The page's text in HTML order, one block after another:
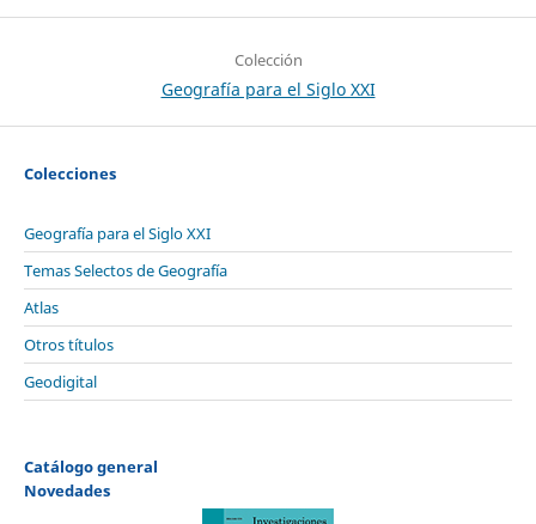
Colección
Geografía para el Siglo XXI
Colecciones
Geografía para el Siglo XXI
Temas Selectos de Geografía
Atlas
Otros títulos
Geodigital
Catálogo general
Novedades